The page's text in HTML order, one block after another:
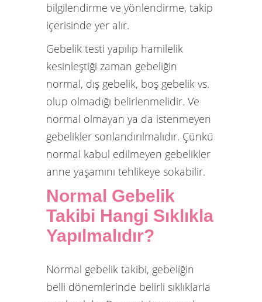
bilgilendirme ve yönlendirme, takip
içerisinde yer alır.
Gebelik testi yapılıp hamilelik
kesinleştiği zaman gebeliğin
normal, dış gebelik, boş gebelik vs.
olup olmadığı belirlenmelidir. Ve
normal olmayan ya da istenmeyen
gebelikler sonlandırılmalıdır. Çünkü
normal kabul edilmeyen gebelikler
anne yaşamını tehlikeye sokabilir.
Normal Gebelik
Takibi Hangi Sıklıkla
Yapılmalıdır?
Normal gebelik takibi, gebeliğin
belli dönemlerinde belirli sıklıklarla